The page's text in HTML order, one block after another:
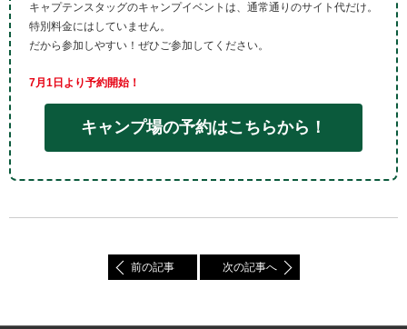
キャプテンスタッグのキャンプイベントは、通常通りのサイト代だけ。
特別料金にはしていません。
だから参加しやすい！ぜひご参加してください。
7月1日より予約開始！
キャンプ場の予約はこちらから！
前の記事 次の記事へ